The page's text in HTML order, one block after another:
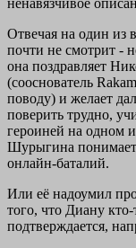
ненавязчивое
Отвечая на один из
почти не смотрит -
она поздравляет
(сооснователь
поводу) и желает
поверить трудно,
героиней на одном
Шурыгина понимает,
онлайн-баталий.
Или её надоумил
того, что Диану
подтверждается,